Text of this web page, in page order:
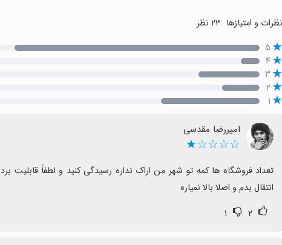
نظرات و امتیازها
۵
۴
۳
۲
۱
امیررضا مقدسی
☆☆☆☆★
انتقال بدم و اصلا بالا نمیاره
۲ ۱